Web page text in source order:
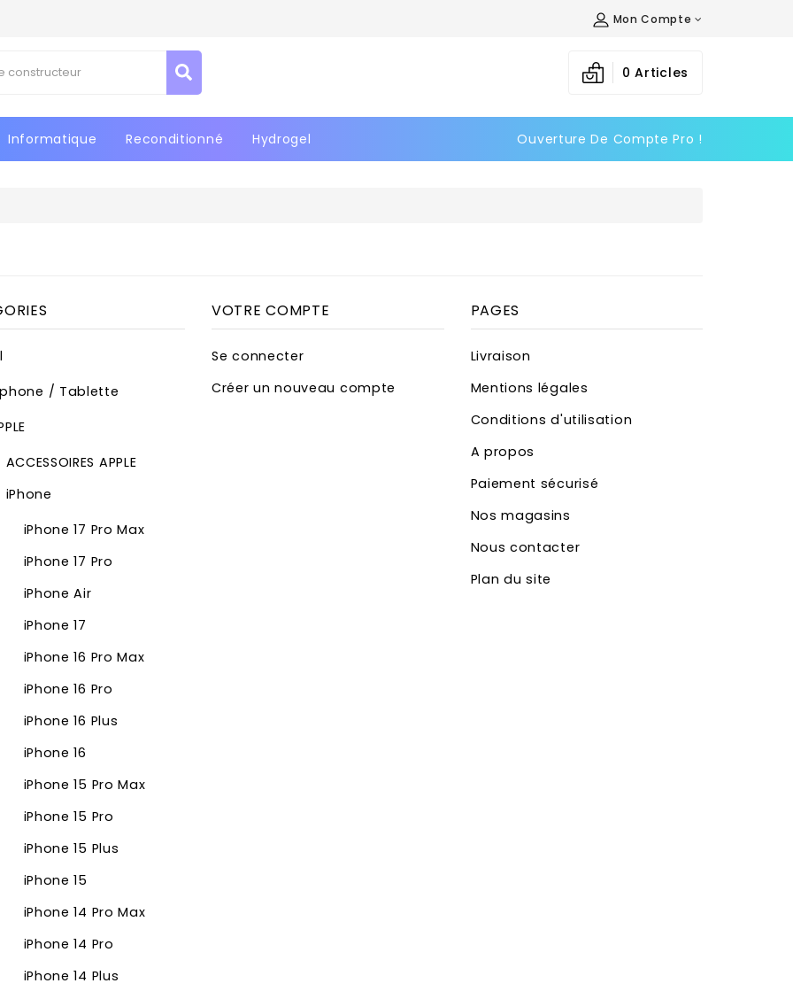
Mon Compte
0 Articles
Informatique Reconditionné Hydrogel Ouverture De Compte Pro !
/ Tablette
ACCESSOIRES APPLE
iPhone
iPhone 17 Pro Max
iPhone 17 Pro
iPhone Air
iPhone 17
iPhone 16 Pro Max
iPhone 16 Pro
iPhone 16 Plus
iPhone 16
iPhone 15 Pro Max
iPhone 15 Pro
iPhone 15 Plus
iPhone 15
iPhone 14 Pro Max
iPhone 14 Pro
iPhone 14 Plus
VOTRE COMPTE
Se connecter
Créer un nouveau compte
PAGES
Livraison
Mentions légales
Conditions d'utilisation
A propos
Paiement sécurisé
Nos magasins
Nous contacter
Plan du site